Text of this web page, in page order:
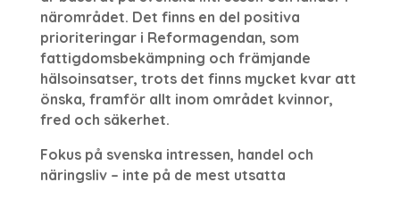
närområdet. Det finns en del positiva
prioriteringar i Reformagendan, som
fattigdomsbekämpning och främjande
hälsoinsatser, trots det finns mycket kvar att
önska, framför allt inom området kvinnor,
fred och säkerhet.
Fokus på svenska intressen, handel och
näringsliv – inte på de mest utsatta